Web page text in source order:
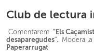
Club de lectura
Comentarem "Els
desaparegudes". Modera
Paperarrugat